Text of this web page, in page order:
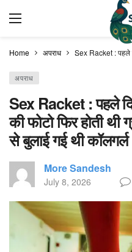
Home अपराध Sex Racket : पहले
अपराध
Sex Racket : पहले
की फोटो फिर होती थी
से बुलाई गई थी कॉलगर्ल
More Sandesh
July 8, 2026